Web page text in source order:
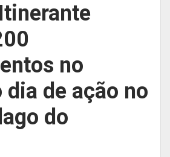
no
de ação no
do